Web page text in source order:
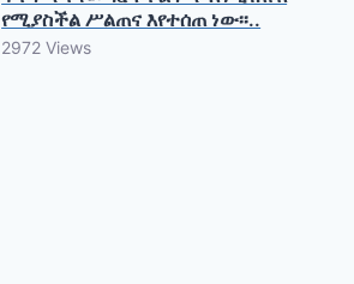
የሚያስችል ሥልጠና እየተሰጠ ነው፡፡..
2972 Views